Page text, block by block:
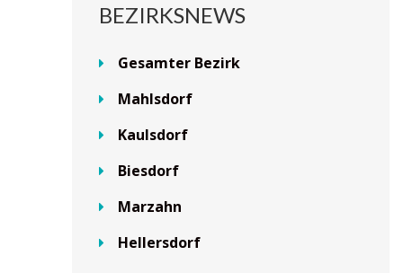
BEZIRKSNEWS
Gesamter Bezirk
Mahlsdorf
Kaulsdorf
Biesdorf
Marzahn
Hellersdorf